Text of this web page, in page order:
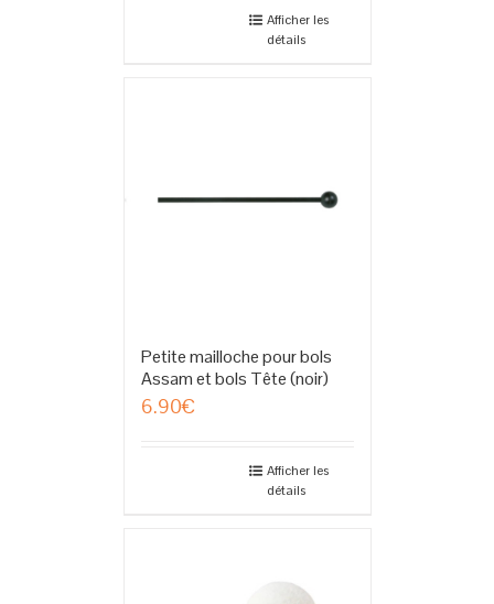
Afficher les
détails
Petite mailloche pour bols
Assam et bols Tête (noir)
6.90€
Afficher les
détails